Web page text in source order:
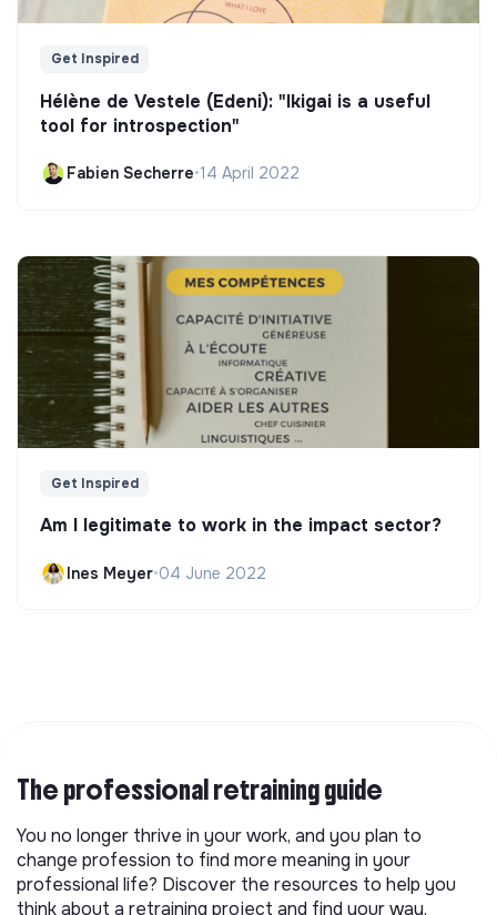
Get Inspired
Hélène de Vestele (Edeni): "Ikigai is a useful
tool for introspection"
Fabien Secherre•14 April 2022
Get Inspired
Am I legitimate to work in the impact sector?
Ines Meyer•04 June 2022
The professional retraining guide
You no longer thrive in your work, and you plan to
change profession to find more meaning in your
professional life? Discover the resources to help you
think about a retraining project and find your way.